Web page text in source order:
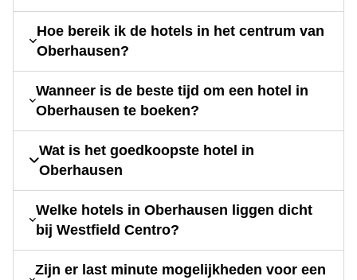
Hoe bereik ik de hotels in het centrum van
Oberhausen?
Wanneer is de beste tijd om een hotel in
Oberhausen te boeken?
Wat is het goedkoopste hotel in
Oberhausen
Welke hotels in Oberhausen liggen dicht
bij Westfield Centro?
Zijn er last minute mogelijkheden voor een